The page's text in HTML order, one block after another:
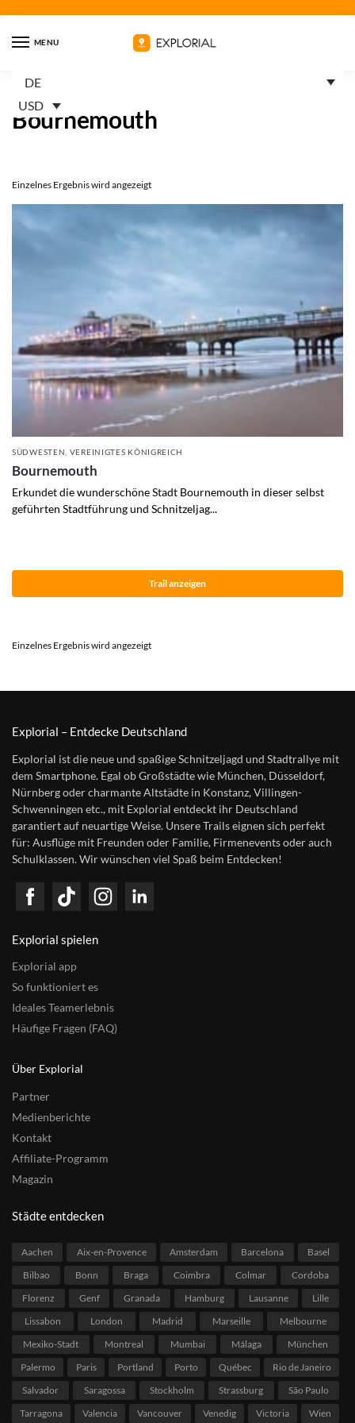
MENU
DE
USD
Startseite
Bournemouth
Einzelnes Ergebnis wird angezeigt
SÜDWESTEN VEREINIGTES KÖNIGREICH
Bournemouth
Erkundet die wunderschöne Stadt Bournemouth in dieser selbst
geführten Stadtführung und Schnitzeljag...
Trail anzeigen
Einzelnes Ergebnis wird angezeigt
Explorial – Entdecke Deutschland
Explorial ist die neue und spaßige Schnitzeljagd und Stadtrallye mit
dem Smartphone. Egal ob Großstädte wie München, Düsseldorf,
Nürnberg oder charmante Altstädte in Konstanz, Villingen-
Schwenningen etc., mit Explorial entdeckt ihr Deutschland
garantiert auf neuartige Weise. Unsere Trails eignen sich perfekt
für: Ausflüge mit Freunden oder Familie, Firmenevents oder auch
Schulklassen. Wir wünschen viel Spaß beim Entdecken!
Explorial spielen
Explorial app
So funktioniert es
Ideales Teamerlebnis
Häufige Fragen (FAQ)
Über Explorial
Partner
Medienberichte
Kontakt
Affiliate-Programm
Magazin
Städte entdecken
Aachen Aix-en-Provence Amsterdam Barcelona
Basel
Bilbao
Bonn Braga Coimbra Colmar
Cordoba
Florenz
Genf Granada Hamburg Lausanne
Lille
Lissabon
London Madrid Marseille
Melbourne
Mexiko-Stadt
Montreal Mumbai Málaga
München
Palermo
Paris Portland Porto Québec
Rio de Janeiro
Salvador
Saragossa Stockholm Strassburg
São Paulo
Tarragona
Valencia Vancouver Venedig Victoria Wien